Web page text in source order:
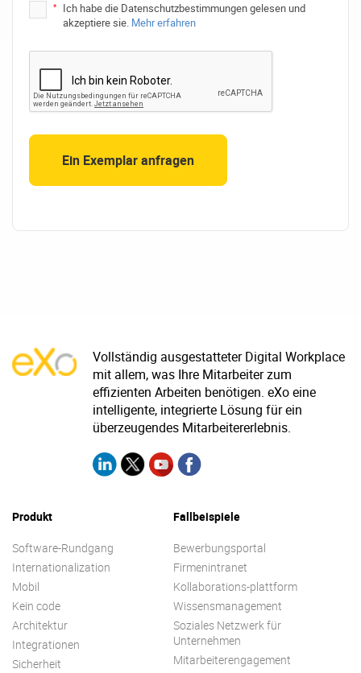
*
Ich habe die Datenschutzbestimmungen gelesen und
akzeptiere sie. Mehr erfahren
Vollständig ausgestatteter Digital Workplace
mit allem, was Ihre Mitarbeiter zum
effizienten Arbeiten benötigen. eXo eine
intelligente, integrierte Lösung für ein
überzeugendes Mitarbeitererlebnis.
Produkt
Software-Rundgang
Internationalization
Mobil
Kein code
Architektur
Integrationen
Sicherheit
Fallbeispiele
Bewerbungsportal
Firmenintranet
Kollaborations-plattform
Wissensmanagement
Soziales Netzwerk für
Unternehmen
Mitarbeiterengagement